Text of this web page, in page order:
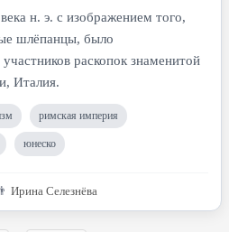
н. э. с изображением того,
шлёпанцы, было
раскопок знаменитой
Италия.
римская империя
юнеско
👨 Ирина Селезнёва